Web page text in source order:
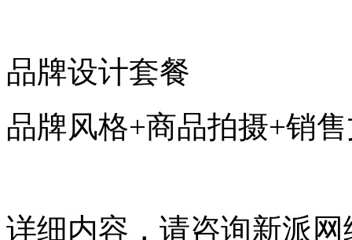
品牌设计套餐
品牌风格+商品拍摄+销
详细内容，请咨询新派网